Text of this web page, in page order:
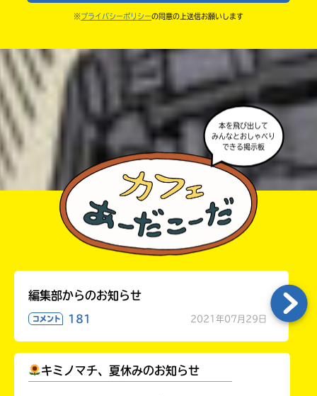
高校生以上
・キャンペーン開催中は、投稿した後の画面にバナー
・ポプラ社の宣伝物で紹介させてもらうことがある
よ。
・かき終えたら、人を傷つけていたり、個人情報をか
きこんでいたり、字がまちがっていたりしないか、読
みなおしてみてね。
※ プライバシーポリシーの同意の上送信お願いします
本を飛び出して
みんなとおしゃべり
できる掲示板
編集部からのお知らせ
コメント 181 2021年07月29日
キミノマチ、夏休みのお知らせ